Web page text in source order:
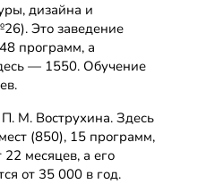
дизайна и
Это заведение
программ, а
— 1550. Обучение
М. Вострухина. Здесь
(850), 15 программ,
22 месяцев, а его
от 35 000 в год.